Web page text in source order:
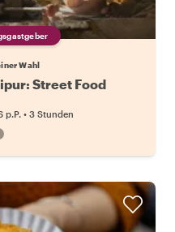
Wahl
Street Food
p.P. • 3 Stunden